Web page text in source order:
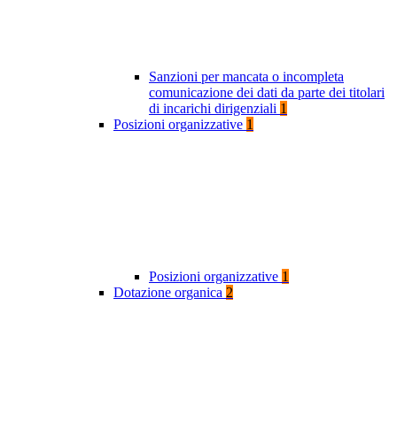
Sanzioni per mancata o incompleta
comunicazione dei dati da parte dei titolari
di incarichi dirigenziali 1
Posizioni organizzative 1
Posizioni organizzative 1
Dotazione organica 2